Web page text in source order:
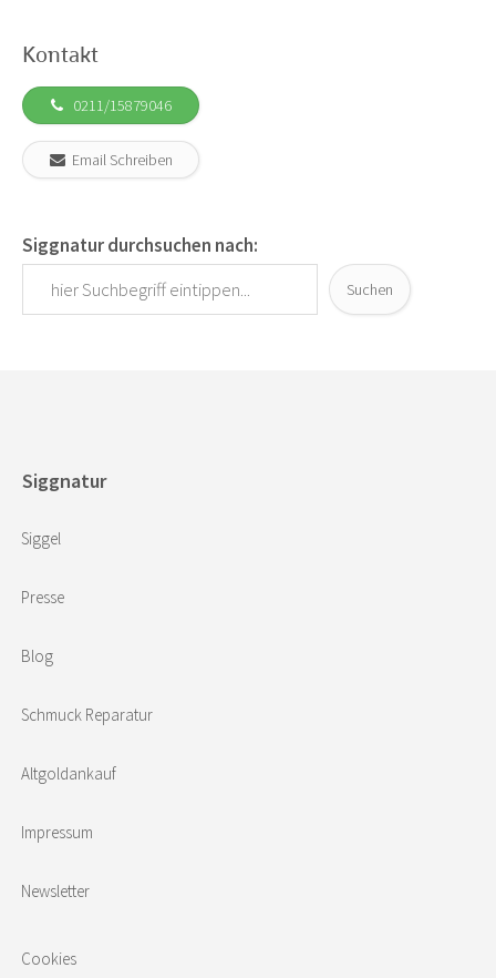
Kontakt
0211/15879046
Email Schreiben
Siggnatur durchsuchen nach:
Suchen
Siggnatur
Siggel
Presse
Blog
Schmuck Reparatur
Altgoldankauf
Impressum
Newsletter
Cookies